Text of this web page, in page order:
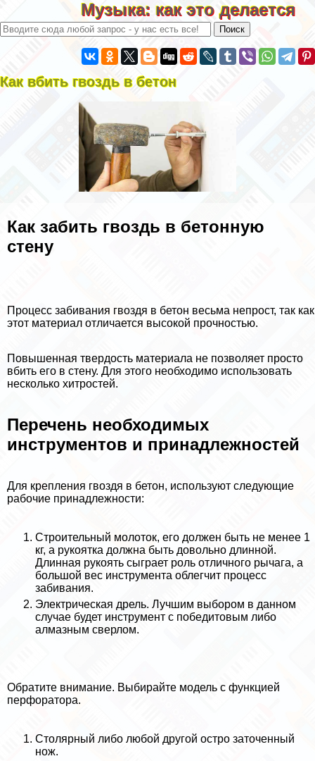
Музыка: как это делается
Как вбить гвоздь в бетон
Как забить гвоздь в бетонную
стену
Процесс забивания гвоздя в бетон весьма непрост, так как
этот материал отличается высокой прочностью.
Повышенная твердость материала не позволяет просто
вбить его в стену. Для этого необходимо использовать
несколько хитростей.
Перечень необходимых
инструментов и принадлежностей
Для крепления гвоздя в бетон, используют следующие
рабочие принадлежности:
Строительный молоток, его должен быть не менее 1
кг, а рукоятка должна быть довольно длинной.
Длинная рукоять сыграет роль отличного рычага, а
большой вес инструмента облегчит процесс
забивания.
Электрическая дрель. Лучшим выбором в данном
случае будет инструмент с победитовым либо
алмазным сверлом.
Обратите внимание. Выбирайте модель с функцией
перфоратора.
Столярный либо любой другой остро заточенный
нож.